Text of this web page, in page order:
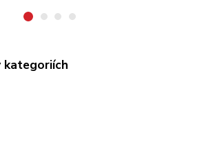
kategoriích